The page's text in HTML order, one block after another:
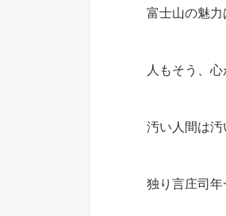
富士山の魅力
人もそう、
汚い人間は汚
独り言庄司年